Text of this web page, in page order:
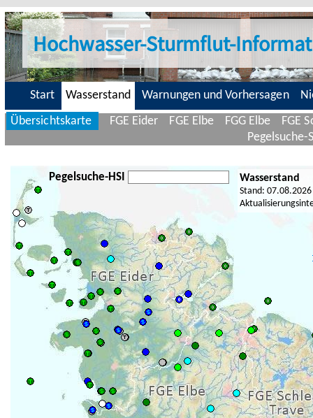
Hochwasser-Sturmflut-
Start Wasserstand Warnungen und Vorhersagen
Übersichtskarte
FGE Eider FGE Elbe FGG Elbe
FGE
Pegelsuche-
Pegelsuche-HSI Wasserstand
Stand: